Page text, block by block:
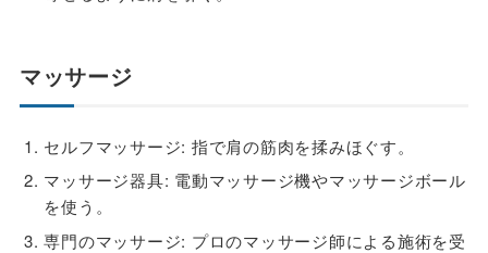
マッサージ
セルフマッサージ: 指で肩の筋肉を揉みほぐす。
マッサージ器具: 電動マッサージ機やマッサージボール
を使う。
専門のマッサージ: プロのマッサージ師による施術を受